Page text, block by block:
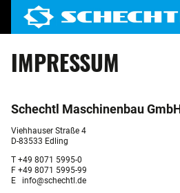
IMPRESSUM
Schechtl Maschinenbau GmbH
Viehhauser Straße 4
D-83533 Edling
T +49 8071 5995-0
F +49 8071 5995-99
E info@schechtl.de